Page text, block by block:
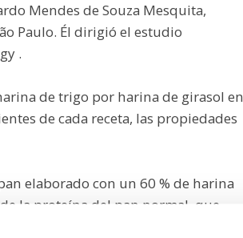
Mendes de Souza Mesquita,
Paulo. Él dirigió el estudio
.
de trigo por harina de girasol en
de cada receta, las propiedades
elaborado con un 60 % de harina
la proteína del pan normal, que
medidos con Trolox, un